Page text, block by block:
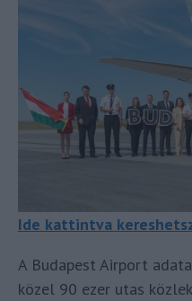
Ide kattintva
A Budapest Airport
közel 90 ezer utas